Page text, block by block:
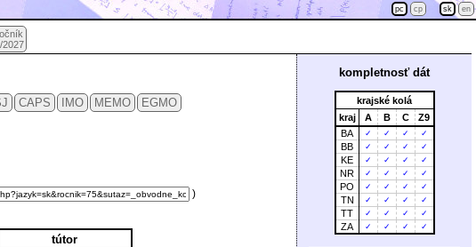
pc cp sk en
2027
kompletnosť dát
krajské kolá
kraj
A B C
Z9
BA
✓ ✓ ✓ ✓
BB ✓ ✓ ✓ ✓
KE ✓ ✓ ✓ ✓
NR ✓ ✓ ✓ ✓
PO ✓ ✓ ✓ ✓
TN ✓ ✓ ✓ ✓
TT ✓ ✓ ✓ ✓
ZA ✓ ✓ ✓ ✓
CAPS IMO MEMO
EGMO
)
tútor